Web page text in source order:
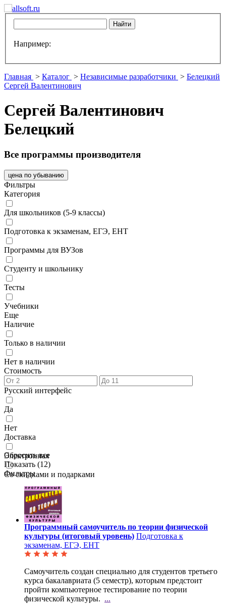
Например:
Главная > Каталог > Независимые разработчики > Белецкий
Сергей Валентинович
Сергей Валентинович
Белецкий
Все программы производителя
цена по убыванию
Фильтры
Категория
Для школьников (5-9 классы)
Подготовка к экзаменам, ЕГЭ, ЕНТ
Программы для ВУЗов
Студенту и школьнику
Тесты
Учебники
Еще
Наличие
Только в наличии
Нет в наличии
Стоимость
Русский интерфейс
Да
Нет
Доставка
Электронная
Со скидками и подарками
Сбросить все
Показать (12)
Фильтры
Программный самоучитель по теории физической
культуры (итоговый уровень) Подготовка к
экзаменам, ЕГЭ, ЕНТ
Самоучитель создан специально для студентов третьего
курса бакалавриата (5 семестр), которым предстоит
пройти компьютерное тестирование по теории
физической культуры. ...